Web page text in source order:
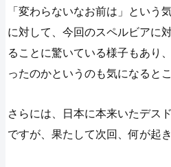
「変わらないなお前は」という
に対して、今回のスペルビアに
ることに驚いている様子もあり
ったのかというのも気になるとこ
さらには、日本に本来いたデス
ですが、果たして次回、何が起